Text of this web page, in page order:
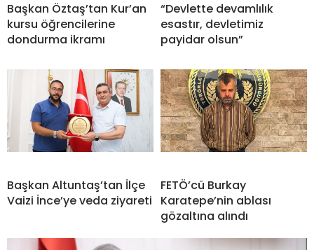
Başkan Öztaş’tan Kur’an
kursu öğrencilerine
dondurma ikramı
“Devlette devamlılık
esastır, devletimiz
payidar olsun”
Başkan Altuntaş’tan İlçe
Vaizi İnce’ye veda ziyareti
FETÖ’cü Burkay
Karatepe’nin ablası
gözaltına alındı